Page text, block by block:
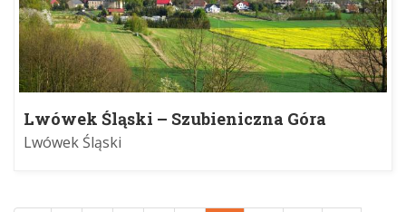
Lwówek Śląski – Szubieniczna Góra
Lwówek Śląski